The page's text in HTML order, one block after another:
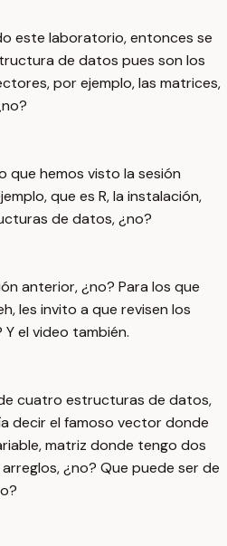
este laboratorio, entonces se
de datos pues son los
por ejemplo, las matrices,
hemos visto la sesión
que es R, la instalación,
de datos, ¿no?
anterior, ¿no? Para los que
les invito a que revisen los
el video también.
cuatro estructuras de datos,
decir el famoso vector donde
matriz donde tengo dos
¿no? Que puede ser de